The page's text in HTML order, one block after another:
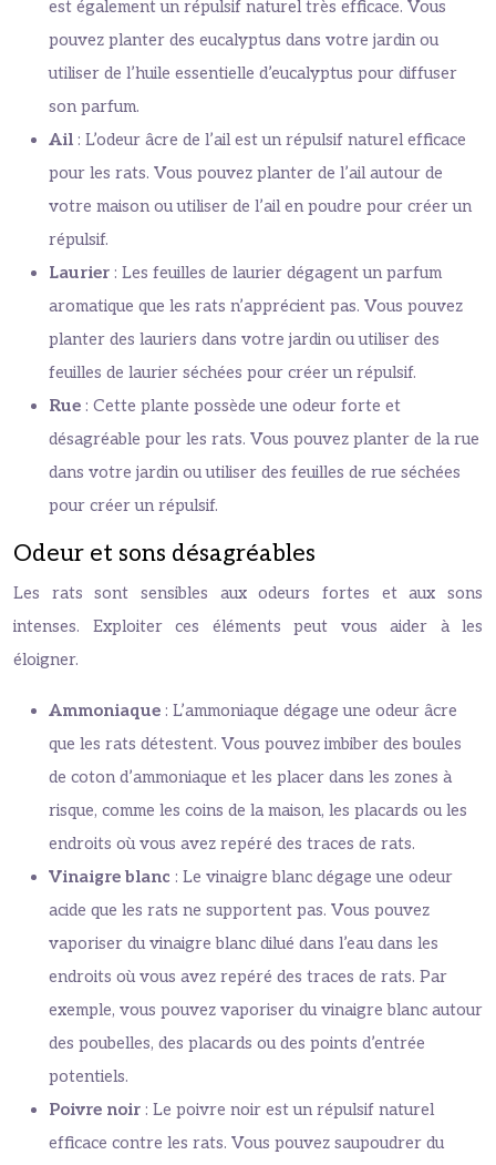
est également un répulsif naturel très efficace. Vous
pouvez planter des eucalyptus dans votre jardin ou
utiliser de l’huile essentielle d’eucalyptus pour diffuser
son parfum.
Ail : L’odeur âcre de l’ail est un répulsif naturel efficace
pour les rats. Vous pouvez planter de l’ail autour de
votre maison ou utiliser de l’ail en poudre pour créer un
répulsif.
Laurier : Les feuilles de laurier dégagent un parfum
aromatique que les rats n’apprécient pas. Vous pouvez
planter des lauriers dans votre jardin ou utiliser des
feuilles de laurier séchées pour créer un répulsif.
Rue : Cette plante possède une odeur forte et
désagréable pour les rats. Vous pouvez planter de la rue
dans votre jardin ou utiliser des feuilles de rue séchées
pour créer un répulsif.
Odeur et sons désagréables
Les rats sont sensibles aux odeurs fortes et aux sons
intenses. Exploiter ces éléments peut vous aider à les
éloigner.
Ammoniaque : L’ammoniaque dégage une odeur âcre
que les rats détestent. Vous pouvez imbiber des boules
de coton d’ammoniaque et les placer dans les zones à
risque, comme les coins de la maison, les placards ou les
endroits où vous avez repéré des traces de rats.
Vinaigre blanc : Le vinaigre blanc dégage une odeur
acide que les rats ne supportent pas. Vous pouvez
vaporiser du vinaigre blanc dilué dans l’eau dans les
endroits où vous avez repéré des traces de rats. Par
exemple, vous pouvez vaporiser du vinaigre blanc autour
des poubelles, des placards ou des points d’entrée
potentiels.
Poivre noir : Le poivre noir est un répulsif naturel
efficace contre les rats. Vous pouvez saupoudrer du